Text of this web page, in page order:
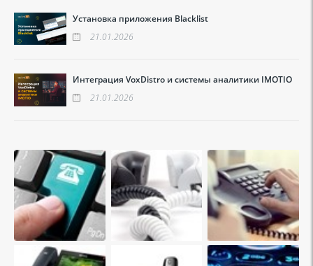
Установка приложения Blacklist
21.01.2026
Интеграция VoxDistro и системы аналитики IMOTIO
21.01.2026